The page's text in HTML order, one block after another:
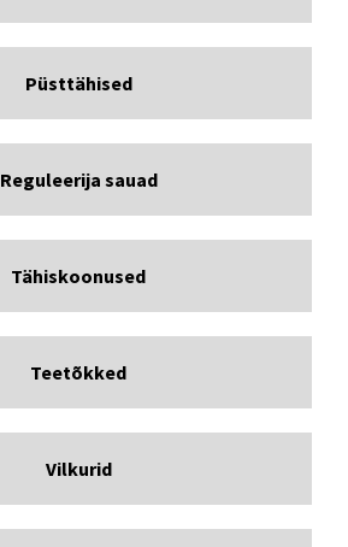
Püsttähised
Reguleerija sauad
Tähiskoonused
Teetõkked
Vilkurid